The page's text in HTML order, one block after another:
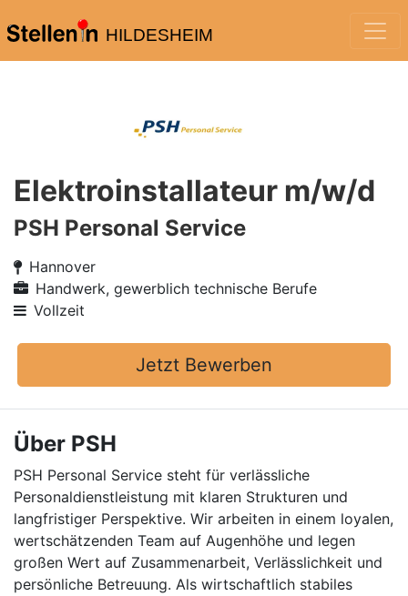
HILDESHEIM
Elektroinstallateur m/w/d
PSH Personal Service
Hannover
Handwerk, gewerblich technische Berufe
Vollzeit
Jetzt Bewerben
Über PSH
PSH Personal Service steht für verlässliche
Personaldienstleistung mit klaren Strukturen und
langfristiger Perspektive. Wir arbeiten in einem loyalen,
wertschätzenden Team auf Augenhöhe und legen
großen Wert auf Zusammenarbeit, Verlässlichkeit und
persönliche Betreuung. Als wirtschaftlich stabiles